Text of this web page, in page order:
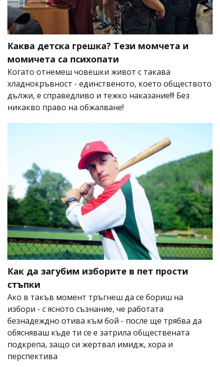
Каква детска грешка? Тези момчета и
момичета са психопати
Когато отнемеш човешки живот с такава
хладнокръвност - единственото, което обществото
дължи, е справедливо и тежко наказание!!! Без
никакво право на обжалване!
Как да загубим изборите в пет прости
стъпки
Ако в такъв момент тръгнеш да се бориш на
избори - с ясното съзнание, че работата
безнадеждно отива към бой - после ще трябва да
обясняваш къде ти се е затрила обществената
подкрепа, защо си жертвал имидж, хора и
перспектива